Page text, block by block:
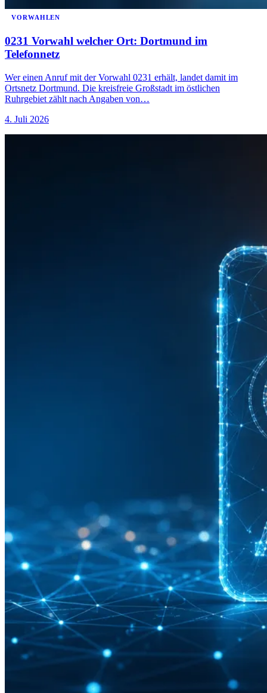
VORWAHLEN
0231 Vorwahl welcher Ort: Dortmund im
Telefonnetz
Wer einen Anruf mit der Vorwahl 0231 erhält, landet damit im
Ortsnetz Dortmund. Die kreisfreie Großstadt im östlichen
Ruhrgebiet zählt nach Angaben von…
4. Juli 2026